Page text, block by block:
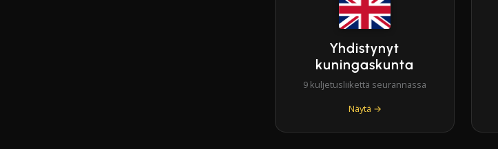
Yhdistynyt
kuningaskunta
9 kuljetusliikettä seurannassa
Näytä →